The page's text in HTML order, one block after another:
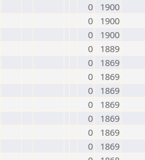
0
1900
0
1900
0
1900
0
1889
0
1869
0
1869
0
1869
0
1869
0
1869
0
1869
0
1869